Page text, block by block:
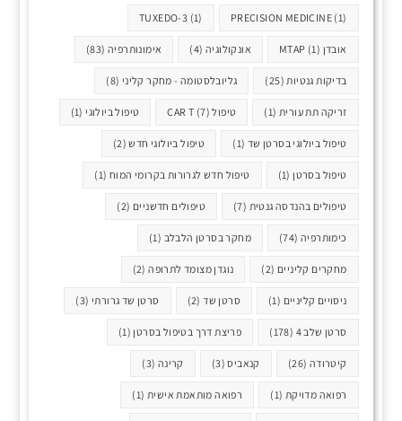
PRECISION MEDICINE(1)
TUXEDO-3 (1)
אובדן MTAP (1) אונקולוגיה (4) אימונותרפיה (83)
בדיקות גנטיות (25) גליובלסטומה - מחקר קליני (8)
זריקה תת עורית (1) טיפול CAR T (7) טיפול ביולוגי(1)
טיפול ביולוגי בסרטן שד (1) טיפול ביולוגי חדש(2)
טיפול בסרטן(1) טיפול חדש לגרורות בקרומי המוח (1)
טיפולים בהנדסה גנטית (7) טיפולים חדשניים (2)
כימותרפיה (74) מחקר בסרטן הלבלב (1)
מחקרים קליניים (2) נוגדן מצומד לתרופה(2)
ניסויים קליניים (1) סרטן שד(2) סרטן שד גרורתי (3)
סרטן שלב 4 (178) פריצת דרך בטיפול בסרטן(1)
קיטרודה (26) קנאביס(3) קרינה (3)
רפואה מדויקת (1) רפואה מותאמת אישית (1)